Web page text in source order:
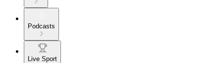
Podcasts
Live Sport